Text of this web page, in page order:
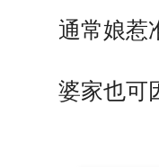
通常娘惹
婆家也可